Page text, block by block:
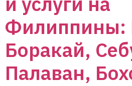
Филиппины:
Боракай,
Палаван,